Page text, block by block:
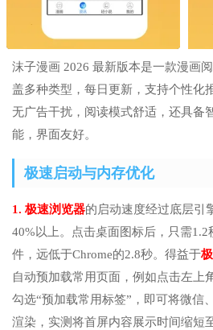
沫子漫画 2026 最新版本是一款漫画
盖多种类型，每日更新，支持个性化
无广告干扰，阅读模式舒适，还具备
能，界面友好。
极速启动与内存优化
1. 极速浏览器的启动速度经过底层引
40%以上。点击桌面图标后，只需1.2
件，远低于Chrome的2.8秒。得益于
自动预加载常用页面，例如点击左
勾选“预加载常用标签”，即可将微信
渲染，实测将首屏内容展示时间缩短